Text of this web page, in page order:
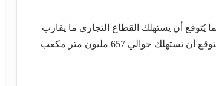
مكعب من الغاز، بينما يُتوقع أن يستهلك القطاع التجاري ما يقارب
967 مليون متر مكعب. أما محطات توليد الطاقة الحرارية، فمن المتوقع أن تستهلك حوالي 657 مليون متر مكعب